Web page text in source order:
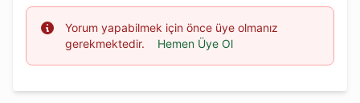
Info
Yorum yapabilmek için önce üye olmanız
gerekmektedir.
Hemen Üye Ol